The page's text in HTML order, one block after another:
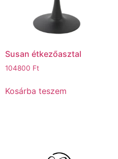
Susan étkezőasztal
104800 Ft
Kosárba teszem